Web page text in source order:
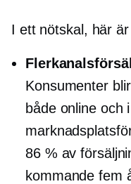
I ett nötskal, här
Konsumenter
både online och
86 % av
kommande fem